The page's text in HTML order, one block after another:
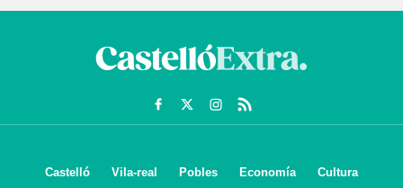
Castelló Vila-real Pobles Economía
Cultura